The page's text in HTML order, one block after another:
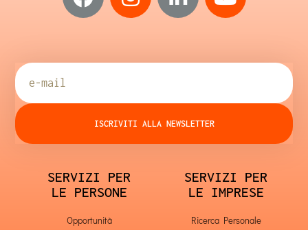
ISCRIVITI ALLA NEWSLETTER
SERVIZI PER
LE PERSONE
Opportunità
SERVIZI PER
LE IMPRESE
Ricerca Personale